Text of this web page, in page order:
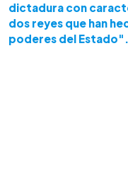
dictadura con
dos reyes que han
poderes del Estado".